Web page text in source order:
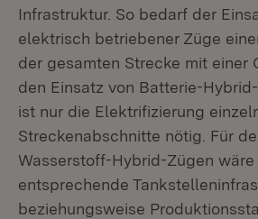
Infrastruktur. So bedarf der
elektrisch betriebener Züge
der gesamten Strecke mit einer
den Einsatz von Batterie-
ist nur die Elektrifizierung
Streckenabschnitte nötig. Für
Wasserstoff-Hybrid-Zügen wäre
entsprechende
beziehungsweise